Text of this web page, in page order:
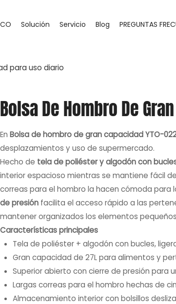
Solución Servicio Blog PREGUNTAS
para uso diario
Bolsa De Hombro De
EnBolsa de hombro de gran capacidad YTO-
desplazamientos y uso de supermercado.
Hecho de tela de poliéster y algodón con
interior espacioso mientras se mantiene fácil
correas para el hombro la hacen cómoda para
de presión facilita el acceso rápido a las
mantener organizados los elementos
Características principales
Tela de poliéster + algodón con bucles,
Gran capacidad de 27L para alimentos y
Superior abierto con cierre de presión para
Largas correas para el hombro hechas de
Almacenamiento interior con bolsillos